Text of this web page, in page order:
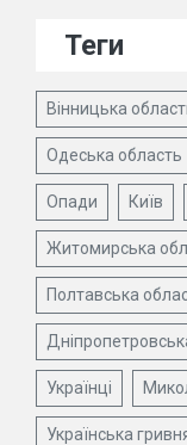
Теги
Вінницька
Одеська область
Опади Київ
Житомирська
Полтавська
Українці
Українська